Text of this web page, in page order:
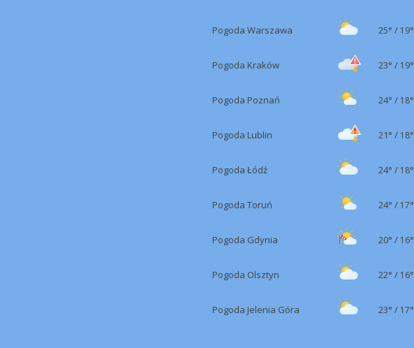
Pogoda Warszawa 25° / 19°
Pogoda Kraków 23° / 19°
Pogoda Poznań 24° / 18°
Pogoda Lublin 21° / 18°
Pogoda Łódź 24° / 18°
Pogoda Toruń 24° / 17°
Pogoda Gdynia 20° / 16°
Pogoda Olsztyn 22° / 16°
Pogoda Jelenia Góra 23° / 17°